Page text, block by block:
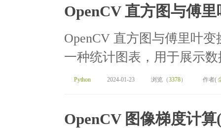
OpenCV 直方图与傅
OpenCV 直方图与傅里叶
一种统计图表，用于展示
Python 2024-01-23 浏览（3378） 作者(
OpenCV 图像梯度计